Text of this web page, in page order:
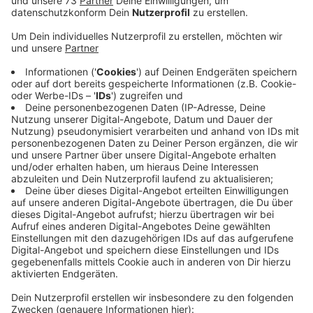
Veröffentlicht:Freitag, 15.07.2022 11:44
Anzeige
Wir sollten unser Verhalten der Hitze
anpassen
Anzeige
Konkret heißt das: Ausreichend und regelmäßig trinken
und möglichst auf Alkohol verzichten. Und wenn wir
uns draußen aufhalten, möglichst den Schatten
suchen, um einem Sonnenstich, einem Hitzekollaps
oder einem Hitzschlag vorzubeugen, rät das
Kreisgesundheitsamt Borken.
mehr Tipps!